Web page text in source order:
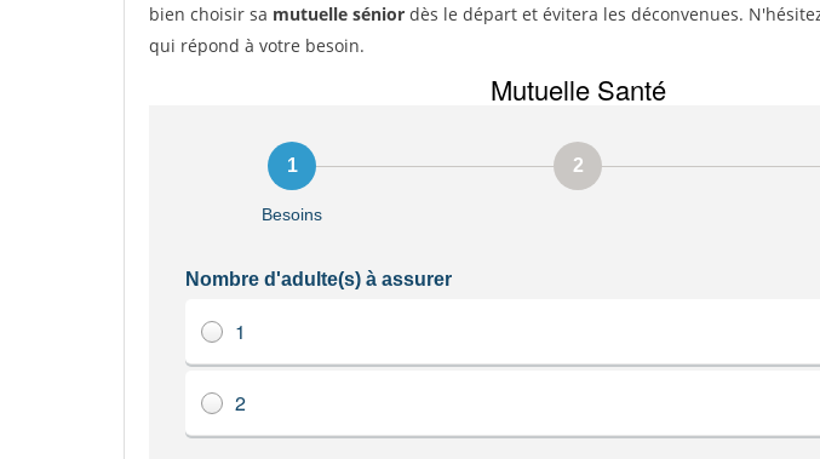
bien choisir sa mutuelle sénior dès le départ et évitera les déconvenues.
qui répond à votre besoin.